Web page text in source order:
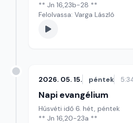
** Jn 16,23b-28 **
Felolvassa: Varga László
2026. 05. 15. péntek
Napi evangélium
Húsvéti idő 6. hét, péntek
** Jn 16,20-23a **